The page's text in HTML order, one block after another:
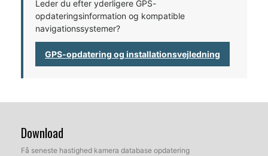
Leder du efter yderligere GPS-
opdateringsinformation og kompatible
navigationssystemer?
GPS-opdatering og installationsvejledning
Download
Få seneste hastighed kamera database opdatering